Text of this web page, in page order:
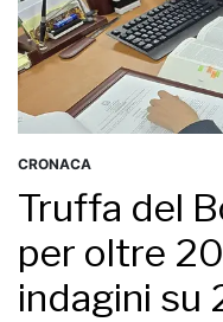
CRONACA
Truffa del
per oltre
indagini su